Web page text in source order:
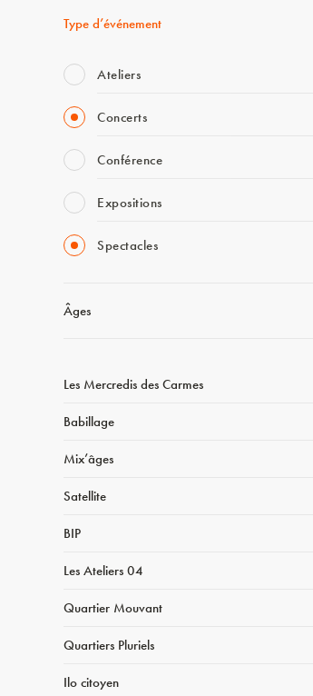
Type d’événement
Ateliers
Concerts
Conférence
Expositions
Spectacles
Âges
Les Mercredis des Carmes
Babillage
Mix’âges
Satellite
BIP
Les Ateliers 04
Quartier Mouvant
Quartiers Pluriels
Ilo citoyen